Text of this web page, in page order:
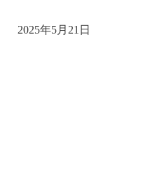
5年5月 21 日